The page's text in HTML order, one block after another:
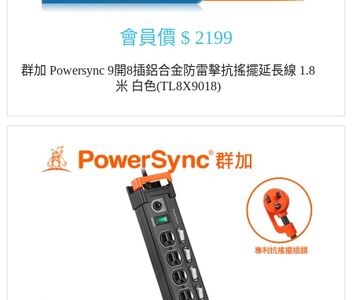
會員價 $ 2199
群加 Powersync 9開8插鋁合金防雷擊抗搖擺延長線 1.8
米 白色(TL8X9018)